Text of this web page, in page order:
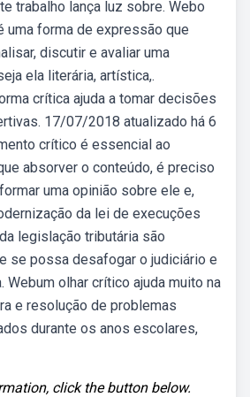
trabalho lança luz sobre. Webo
uma forma de expressão que
discutir e avaliar uma
ela literária, artística,.
crítica ajuda a tomar decisões
17/07/2018 atualizado há 6
crítico é essencial ao
absorver o conteúdo, é preciso
uma opinião sobre ele e,
da lei de execuções
legislação tributária são
se possa desafogar o judiciário e
Webum olhar crítico ajuda muito na
e resolução de problemas
durante os anos escolares,
click the button below.